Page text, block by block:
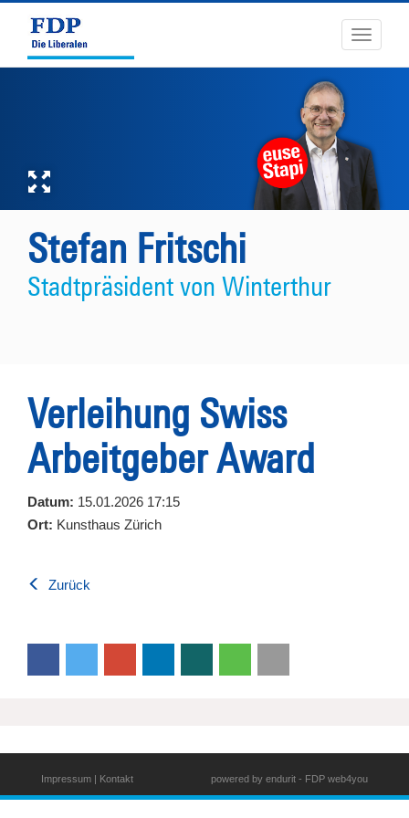
Toggle
Stefan Fritschi
Stadtpräsident von Winterthur
Verleihung Swiss
Arbeitgeber Award
Datum: 15.01.2026 17:15
Ort: Kunsthaus Zürich
Zurück
Impressum | Kontakt powered by endurit - FDP web4you